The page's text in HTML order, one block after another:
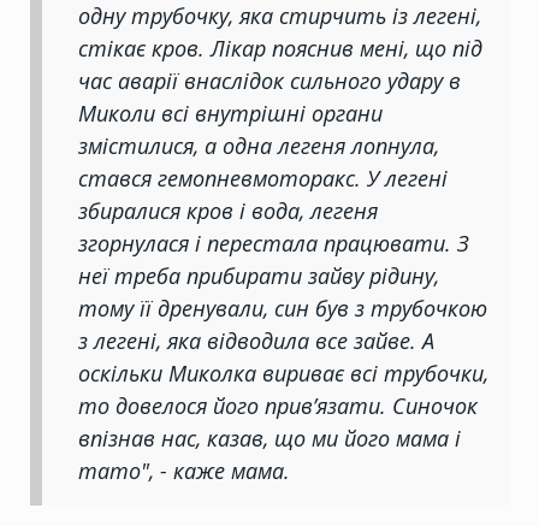
одну трубочку, яка стирчить із легені,
стікає кров. Лікар пояснив мені, що під
час аварії внаслідок сильного удару в
Миколи всі внутрішні органи
змістилися, а одна легеня лопнула,
стався гемопневмоторакс. У легені
збиралися кров і вода, легеня
згорнулася і перестала працювати. З
неї треба прибирати зайву рідину,
тому її дренували, син був з трубочкою
з легені, яка відводила все зайве. А
оскільки Миколка вириває всі трубочки,
то довелося його прив’язати. Синочок
впізнав нас, казав, що ми його мама і
тато", - каже мама.